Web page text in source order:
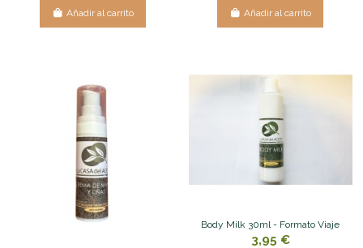
Añadir al carrito Añadir al carrito
Body Milk 30ml - Formato Viaje
3,95 €